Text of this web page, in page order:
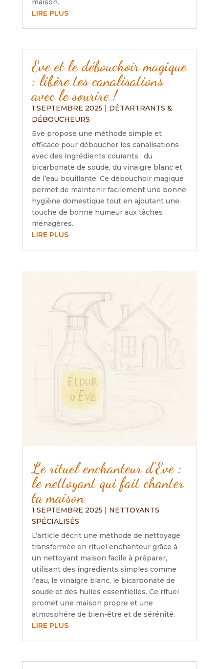
maison.
LIRE PLUS
Eve et le débouchoir magique
: libère tes canalisations
avec le sourire !
1 SEPTEMBRE 2025
DÉTARTRANTS &
DÉBOUCHEURS
Eve propose une méthode simple et
efficace pour déboucher les canalisations
avec des ingrédients courants : du
bicarbonate de soude, du vinaigre blanc et
de l’eau bouillante. Ce débouchoir magique
permet de maintenir facilement une bonne
hygiène domestique tout en ajoutant une
touche de bonne humeur aux tâches
ménagères.
LIRE PLUS
Le rituel enchanteur d’Eve :
le nettoyant qui fait chanter
ta maison
1 SEPTEMBRE 2025 | NETTOYANTS
SPÉCIALISÉS
L’article décrit une méthode de nettoyage
transformée en rituel enchanteur grâce à
un nettoyant maison facile à préparer,
utilisant des ingrédients simples comme
l’eau, le vinaigre blanc, le bicarbonate de
soude et des huiles essentielles. Ce rituel
promet une maison propre et une
atmosphère de bien-être et de sérénité.
LIRE PLUS